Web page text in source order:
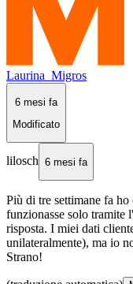
Laurina_Migros
6 mesi fa
Modificato
lilosch 6 mesi fa
Più di tre settimane fa
funzionasse solo tramite
risposta. I miei dati
unilateralmente), ma io
Strano!